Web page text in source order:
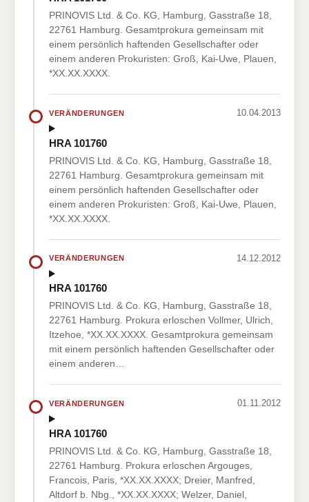
PRINOVIS Ltd. & Co. KG, Hamburg, Gasstraße 18,
22761 Hamburg. Gesamtprokura gemeinsam mit
einem persönlich haftenden Gesellschafter oder
einem anderen Prokuristen: Groß, Kai-Uwe, Plauen,
*XX.XX.XXXX.
VERÄNDERUNGEN 10.04.2013
HRA 101760
PRINOVIS Ltd. & Co. KG, Hamburg, Gasstraße 18,
22761 Hamburg. Gesamtprokura gemeinsam mit
einem persönlich haftenden Gesellschafter oder
einem anderen Prokuristen: Groß, Kai-Uwe, Plauen,
*XX.XX.XXXX.
VERÄNDERUNGEN 14.12.2012
HRA 101760
PRINOVIS Ltd. & Co. KG, Hamburg, Gasstraße 18,
22761 Hamburg. Prokura erloschen Vollmer, Ulrich,
Itzehoe, *XX.XX.XXXX. Gesamtprokura gemeinsam
mit einem persönlich haftenden Gesellschafter oder
einem anderen…
VERÄNDERUNGEN 01.11.2012
HRA 101760
PRINOVIS Ltd. & Co. KG, Hamburg, Gasstraße 18,
22761 Hamburg. Prokura erloschen Argouges,
Francois, Paris, *XX.XX.XXXX; Dreier, Manfred,
Altdorf b. Nbg., *XX.XX.XXXX; Welzer, Daniel,